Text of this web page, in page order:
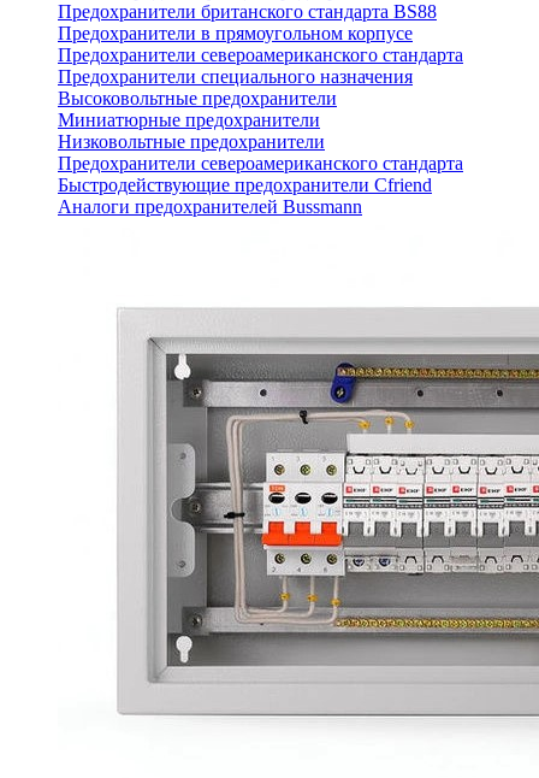
Предохранители британского стандарта BS88
Предохранители в прямоугольном корпусе
Предохранители североамериканского стандарта
Предохранители специального назначения
Высоковольтные предохранители
Миниатюрные предохранители
Низковольтные предохранители
Предохранители североамериканского стандарта
Быстродействующие предохранители Cfriend
Аналоги предохранителей Bussmann